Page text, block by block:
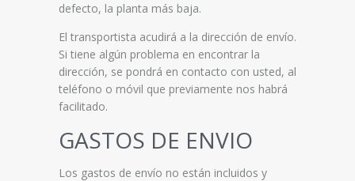
defecto, la planta más baja.
El transportista acudirá a la dirección de envío.
Si tiene algún problema en encontrar la
dirección, se pondrá en contacto con usted, al
teléfono o móvil que previamente nos habrá
facilitado.
GASTOS DE ENVIO
Los gastos de envío no están incluidos y